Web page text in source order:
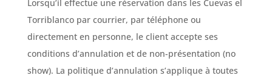
Lorsqu’il effectue une réservation dans les Cuevas el
Torriblanco par courrier, par téléphone ou
directement en personne, le client accepte ses
conditions d’annulation et de non-présentation (no
show). La politique d’annulation s’applique à toutes